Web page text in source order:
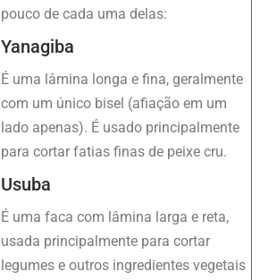
pouco de cada uma delas:
Yanagiba
É uma lâmina longa e fina, geralmente
com um único bisel (afiação em um
lado apenas). É usado principalmente
para cortar fatias finas de peixe cru.
Usuba
É uma faca com lâmina larga e reta,
usada principalmente para cortar
legumes e outros ingredientes vegetais